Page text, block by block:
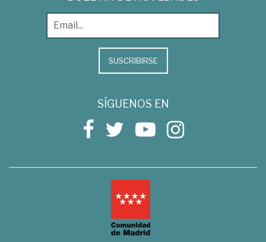
SUSCRIBIRSE
SÍGUENOS EN